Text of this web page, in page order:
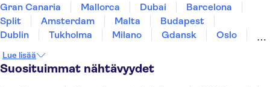
Gran Canaria Mallorca Dubai
Barcelona
Split
Amsterdam Malta
Budapest
Dublin
Tukholma Milano Gdansk
Oslo
Tallinna
Ljubljana Riika
Lue lisää
Suosituimmat nähtävyydet